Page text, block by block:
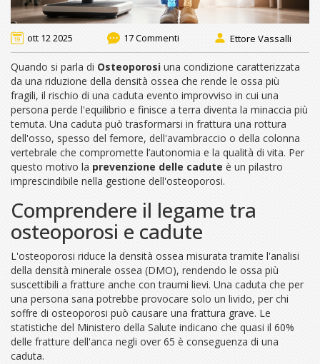
ott 12 2025 17 Commenti Ettore Vassalli
Quando si parla di Osteoporosi una condizione caratterizzata
da una riduzione della densità ossea che rende le ossa più
fragili, il rischio di una caduta evento improvviso in cui una
persona perde l'equilibrio e finisce a terra diventa la minaccia più
temuta. Una caduta può trasformarsi in frattura una rottura
dell'osso, spesso del femore, dell'avambraccio o della colonna
vertebrale che compromette l’autonomia e la qualità di vita. Per
questo motivo la prevenzione delle cadute è un pilastro
imprescindibile nella gestione dell'osteoporosi.
Comprendere il legame tra
osteoporosi e cadute
L'osteoporosi riduce la densità ossea misurata tramite l'analisi
della densità minerale ossea (DMO), rendendo le ossa più
suscettibili a fratture anche con traumi lievi. Una caduta che per
una persona sana potrebbe provocare solo un livido, per chi
soffre di osteoporosi può causare una frattura grave. Le
statistiche del Ministero della Salute indicano che quasi il 60%
delle fratture dell'anca negli over 65 è conseguenza di una
caduta.